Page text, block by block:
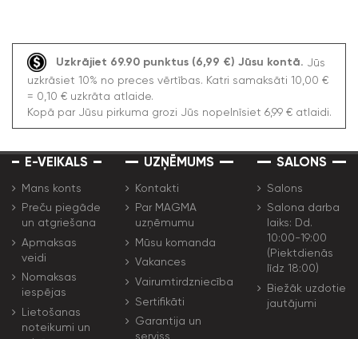
Uzkrājiet 69.90 punktus (6,99 €) Jūsu kontā. Jūs
uzkrāsiet 10% no preces vērtības. Katri samaksāti 10,00 €
= 0,10 € uzkrāta atlaide.
Kopā par Jūsu pirkuma grozi Jūs nopelnīsiet 6,99 € atlaidi.
E-VEIKALS
Mans konts
Preču piegāde
un atgriešana
Apmaksas
veidi
Nomaksas
iespējas
Lietošanas
noteikumi un
UZŅĒMUMS
Kontakti
Par MAGMA
uzņēmumu
Mūsu komanda
Vakances
Vairumtirdzniecība
Sertifikāti
Garantija un
serviss
SALONS
Salons
Salona darba
laiks: Dd.
10:00-19:00
(Piektdienās
līdz 18:00)
Biežāk uzdotie
jautājumi